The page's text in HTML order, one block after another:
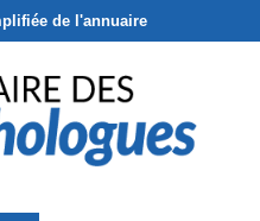
de l'annuaire